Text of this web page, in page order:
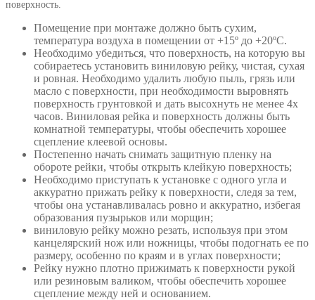
поверхность.
Помещение при монтаже должно быть сухим,
температура воздуха в помещении от +15º до +20ºС.
Необходимо убедиться, что поверхность, на которую вы
собираетесь установить виниловую рейку, чистая, сухая
и ровная. Необходимо удалить любую пыль, грязь или
масло с поверхности, при необходимости выровнять
поверхность грунтовкой и дать высохнуть не менее 4х
часов. Виниловая рейка и поверхность должны быть
комнатной температуры, чтобы обеспечить хорошее
сцепление клеевой основы.
Постепенно начать снимать защитную пленку на
обороте рейки, чтобы открыть клейкую поверхность;
Необходимо приступать к установке с одного угла и
аккуратно прижать рейку к поверхности, следя за тем,
чтобы она устанавливалась ровно и аккуратно, избегая
образования пузырьков или морщин;
виниловую рейку можно резать, используя при этом
канцелярский нож или ножницы, чтобы подогнать ее по
размеру, особенно по краям и в углах поверхности;
Рейку нужно плотно прижимать к поверхности рукой
или резиновым валиком, чтобы обеспечить хорошее
сцепление между ней и основанием.